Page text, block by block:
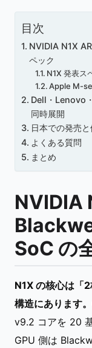
目次
NVIDIA N1X
ペック
N1X 発表ス
Apple M-
Dell・Lenovo
同時展開
日本での発売
よくある質問
まとめ
NVIDIA
SoC の
N1X の核心は「
構造にあります。
v9.2 コアを 20
GPU 側は